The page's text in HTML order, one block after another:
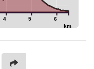
4 5 6
km